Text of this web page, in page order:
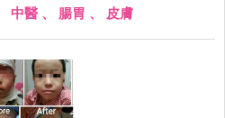
中醫 、 腸胃 、 皮膚